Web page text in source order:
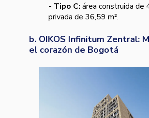
- Tipo C: área construida de
privada de 36,59 m².
b. OIKOS Infinitum Zentral:
el corazón de Bogotá